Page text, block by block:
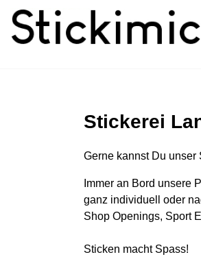
Stickerei
Gerne kannst Du
Immer an Bord unsere
ganz individuell oder
Shop Openings, Sport
Sticken macht Spass!